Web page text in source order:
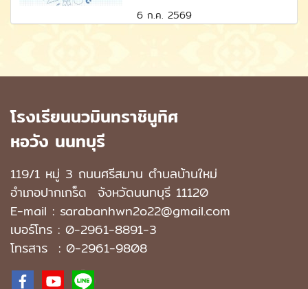
6 ก.ค. 2569
โรงเรียนนวมินทราชินูทิศ
หอวัง นนทบุรี
119/1 หมู่ 3 ถนนศรีสมาน ตำบลบ้านใหม่
อำเภอปากเกร็ด จังหวัดนนทบุรี 11120
E-mail : sarabanhwn2o22@gmail.com
เบอร์โทร : 0-2961-8891-3
โทรสาร : 0-2961-9808